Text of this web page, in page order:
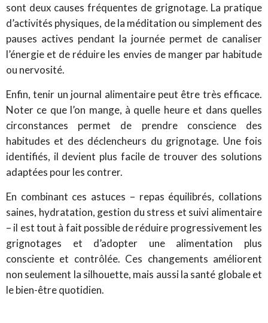
sont deux causes fréquentes de grignotage. La pratique
d’activités physiques, de la méditation ou simplement des
pauses actives pendant la journée permet de canaliser
l’énergie et de réduire les envies de manger par habitude
ou nervosité.
Enfin, tenir un journal alimentaire peut être très efficace.
Noter ce que l’on mange, à quelle heure et dans quelles
circonstances permet de prendre conscience des
habitudes et des déclencheurs du grignotage. Une fois
identifiés, il devient plus facile de trouver des solutions
adaptées pour les contrer.
En combinant ces astuces – repas équilibrés, collations
saines, hydratation, gestion du stress et suivi alimentaire
– il est tout à fait possible de réduire progressivement les
grignotages et d’adopter une alimentation plus
consciente et contrôlée. Ces changements améliorent
non seulement la silhouette, mais aussi la santé globale et
le bien-être quotidien.